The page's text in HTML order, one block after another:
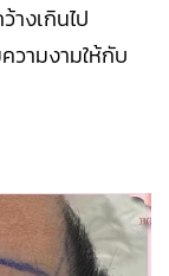
งเกินไป
วามงามให้กับ